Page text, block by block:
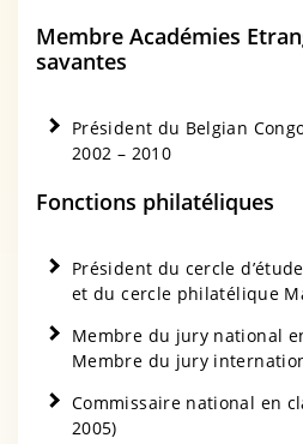
Membre Académies
savantes
Président du Belgian
2002 – 2010
Fonctions philatéliques
Président du cercle
et du cercle philatélique
Membre du jury national
Membre du jury
Commissaire national en
2005)